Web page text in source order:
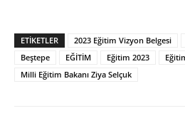
ETİKETLER 2023 Eğitim Vizyon Belgesi
Beştepe
EĞİTİM Eğitim 2023
Milli Eğitim Bakanı Ziya Selçuk